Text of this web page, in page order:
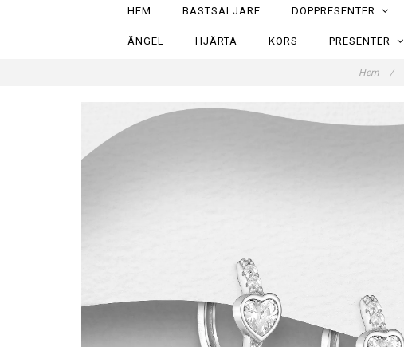
HEM BÄSTSÄLJARE DOPPRESENTER
ÄNGEL HJÄRTA KORS PRESENTER
Hem /